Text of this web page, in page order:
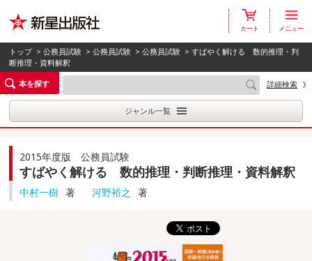
カート メニュー
トップ >公務員試験 >公務員試験 >公務員試験 > すばやく解ける 数的推理・判
断推理・資料解釈
本を探す
詳細検索
ジャンル一覧
2015年度版 公務員試験
すばやく解ける 数的推理・判断推理・資料解釈
中村一樹 著 河野裕之 著